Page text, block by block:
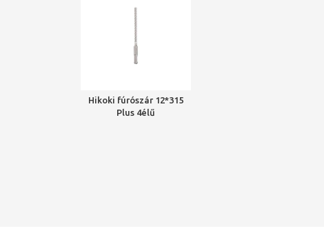
Hikoki fúrószár 12*315
Plus 4élű